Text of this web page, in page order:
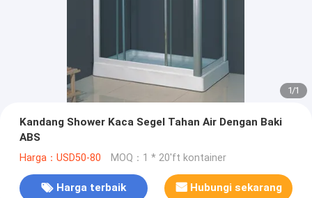
1/1
Kandang Shower Kaca Segel Tahan Air Dengan Baki
ABS
Harga：USD50-80 MOQ：1 * 20'ft kontainer
Harga terbaik Hubungi sekarang